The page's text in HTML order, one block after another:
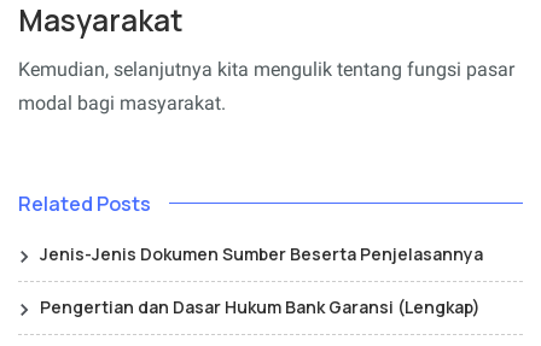
Masyarakat
Kemudian, selanjutnya kita mengulik tentang fungsi pasar
modal bagi masyarakat.
Related Posts
Jenis-Jenis Dokumen Sumber Beserta Penjelasannya
Pengertian dan Dasar Hukum Bank Garansi (Lengkap)